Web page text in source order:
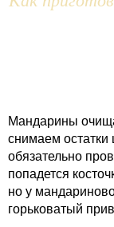
Мандарины
снимаем
обязательно
попадется
но у
горьковатый